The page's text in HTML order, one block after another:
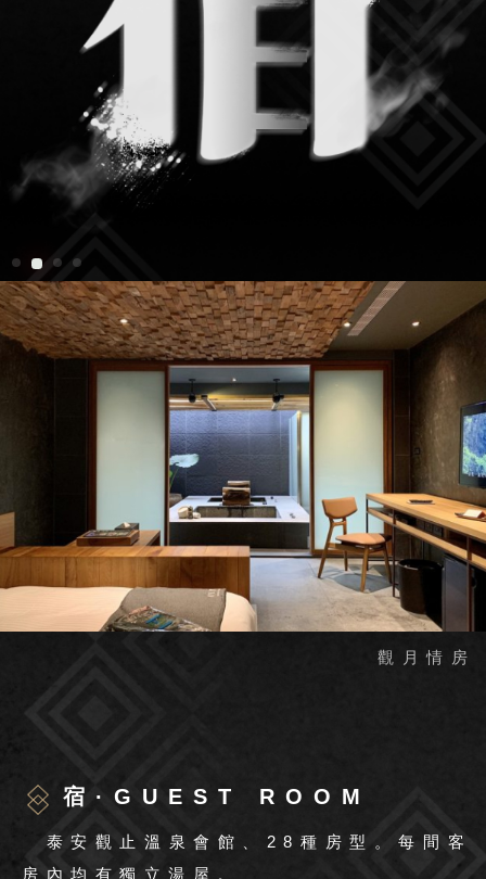
宿·GUEST ROOM
泰安觀止溫泉會館、28種房型。每間客
房內均有獨立湯屋。